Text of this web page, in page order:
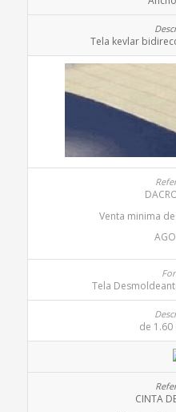
Tela kevlar
Venta minima
Tela
de 1.60
CINTA